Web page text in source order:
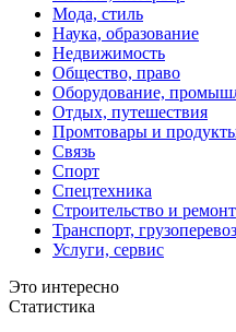
Мода, стиль
Наука, образование
Недвижимость
Общество, право
Оборудование,
Отдых, путешествия
Промтовары и
Связь
Спорт
Спецтехника
Строительство и ремонт
Транспорт,
Услуги, сервис
Это интересно
Статистика